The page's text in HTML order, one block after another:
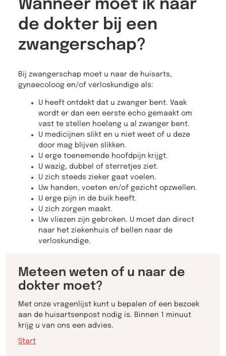
Wanneer moet ik naar
de dokter bij een
zwangerschap?
Bij zwangerschap moet u naar de huisarts,
gynaecoloog en/of verloskundige als:
U heeft ontdekt dat u zwanger bent. Vaak
wordt er dan een eerste echo gemaakt om
vast te stellen hoelang u al zwanger bent.
U medicijnen slikt en u niet weet of u deze
door mag blijven slikken.
U erge toenemende hoofdpijn krijgt.
U wazig, dubbel of sterretjes ziet.
U zich steeds zieker gaat voelen.
Uw handen, voeten en/of gezicht opzwellen.
U erge pijn in de buik heeft.
U zich zorgen maakt.
Uw vliezen zijn gebroken. U moet dan direct
naar het ziekenhuis of bellen naar de
verloskundige.
Meteen weten of u naar de
dokter moet?
Met onze vragenlijst kunt u bepalen of een bezoek
aan de huisartsenpost nodig is. Binnen 1 minuut
krijg u van ons een advies.
Start